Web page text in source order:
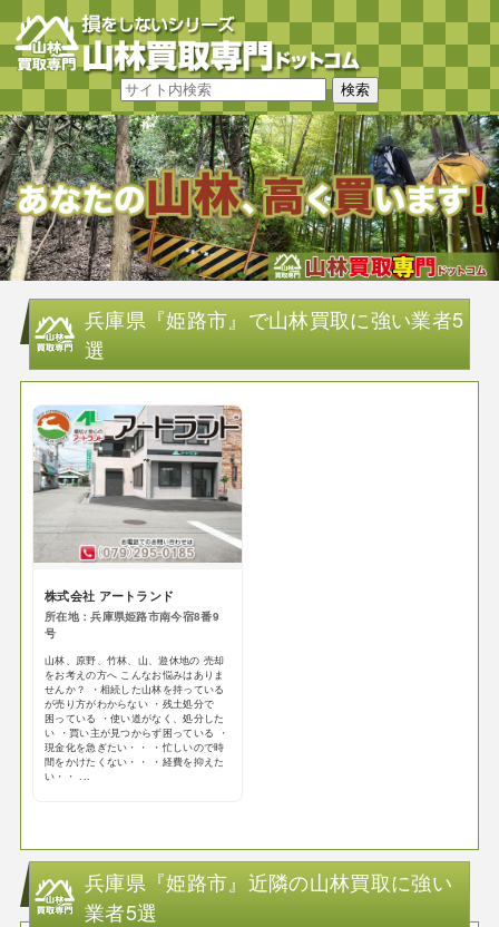
兵庫県『姫路市』で山林買取に強い業者5
選
株式会社 アートランド
所在地：兵庫県姫路市南今宿8番9
号
山林、原野、竹林、山、遊休地の 売却
をお考えの方へ こんなお悩みはありま
せんか？ ・相続した山林を持っている
が売り方がわからない ・残土処分で
困っている ・使い道がなく、処分した
い ・買い主が見つからず困っている ・
現金化を急ぎたい・・ ・忙しいので時
間をかけたくない・・ ・経費を抑えた
い・・ ...
兵庫県『姫路市』近隣の山林買取に強い
業者5選